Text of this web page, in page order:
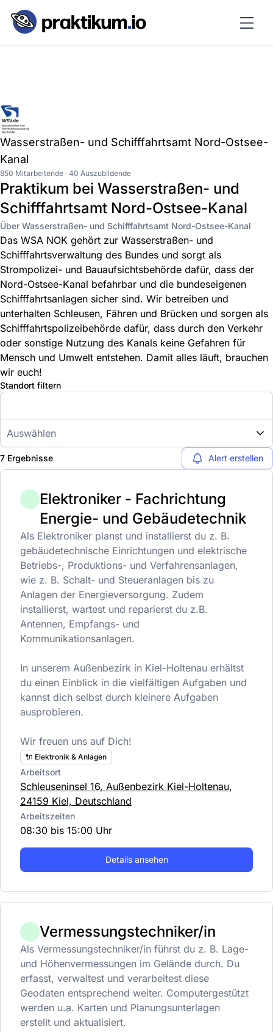
Wasserstraßen- und Schifffahrtsamt Nord-Ostsee-
Kanal
850 Mitarbeitende · 40 Auszubildende
Praktikum bei Wasserstraßen- und
Schifffahrtsamt Nord-Ostsee-Kanal
Über Wasserstraßen- und Schifffahrtsamt Nord-Ostsee-Kanal
Das WSA NOK gehört zur Wasserstraßen- und
Schifffahrtsverwaltung des Bundes und sorgt als
Strompolizei- und Bauaufsichtsbehörde dafür, dass der
Nord-Ostsee-Kanal befahrbar und die bundeseigenen
Schifffahrtsanlagen sicher sind. Wir betreiben und
unterhalten Schleusen, Fähren und Brücken und sorgen als
Schifffahrtspolizeibehörde dafür, dass durch den Verkehr
oder sonstige Nutzung des Kanals keine Gefahren für
Mensch und Umwelt entstehen. Damit alles läuft, brauchen
wir euch!
Standort filtern
Auswählen
7 Ergebnisse Alert erstellen
Elektroniker - Fachrichtung
Energie- und Gebäudetechnik
Als Elektroniker planst und installierst du z. B.
gebäudetechnische Einrichtungen und elektrische
Betriebs-, Produktions- und Verfahrensanlagen,
wie z. B. Schalt- und Steueranlagen bis zu
Anlagen der Energieversorgung. Zudem
installierst, wartest und reparierst du z.B.
Antennen, Empfangs- und
Kommunikationsanlagen.
In unserem Außenbezirk in Kiel-Holtenau erhältst
du einen Einblick in die vielfältigen Aufgaben und
kannst dich selbst durch kleinere Aufgaben
ausprobieren.
Wir freuen uns auf Dich!
🔌 Elektronik & Anlagen
Arbeitsort
Schleuseninsel 16, Außenbezirk Kiel-Holtenau,
24159 Kiel, Deutschland
Arbeitszeiten
08:30 bis 15:00 Uhr
Details ansehen
Vermessungstechniker/in
Als Vermessungstechniker/in führst du z. B. Lage-
und Höhenvermessungen im Gelände durch. Du
erfasst, verwaltest und verarbeitest diese
Geodaten entsprechend weiter. Computergestützt
werden u.a. Karten und Planungsunterlagen
erstellt und aktualisiert.